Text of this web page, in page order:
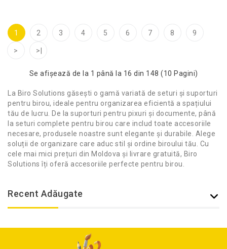
1 2 3 4 5 6 7 8 9
> >|
Se afişează de la 1 până la 16 din 148 (10 Pagini)
La Biro Solutions găsești o gamă variată de seturi și suporturi
pentru birou, ideale pentru organizarea eficientă a spațiului
tău de lucru. De la suporturi pentru pixuri și documente, până
la seturi complete pentru birou care includ toate accesoriile
necesare, produsele noastre sunt elegante și durabile. Alege
soluții de organizare care aduc stil și ordine biroului tău. Cu
cele mai mici prețuri din Moldova și livrare gratuită, Biro
Solutions îți oferă accesoriile perfecte pentru birou.
Recent Adăugate